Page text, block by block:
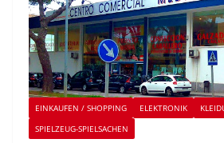
EINKAUFEN / SHOPPING ELEKTRONIK
SPIELZEUG-SPIELSACHEN